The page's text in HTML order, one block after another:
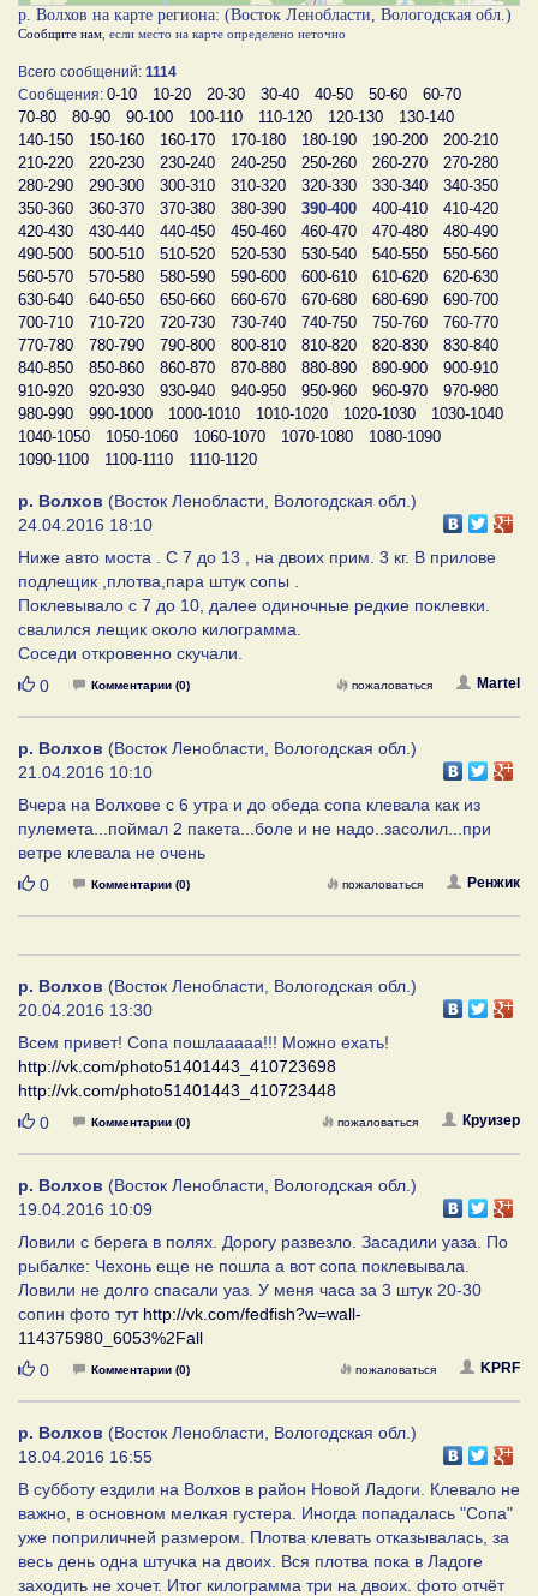
р. Волхов на карте региона: (Восток Ленобласти, Вологодская обл.)
Сообщите нам , если место на карте определено неточно
Всего сообщений: 1114
Сообщения: 0-10 10-20 20-30 30-40 40-50 50-60
60-70
70-80
80-90 90-100 100-110 110-120 120-130
130-140
140-150
150-160 160-170 170-180 180-190 190-200
200-210
210-220
220-230 230-240 240-250 250-260 260-270
270-280
280-290
290-300 300-310 310-320 320-330 330-340
340-350
350-360
360-370 370-380 380-390 390-400 400-410
410-420
420-430
430-440 440-450 450-460 460-470 470-480
480-490
490-500
500-510 510-520 520-530 530-540 540-550
550-560
560-570
570-580 580-590 590-600 600-610 610-620
620-630
630-640
640-650 650-660 660-670 670-680 680-690
690-700
700-710
710-720 720-730 730-740 740-750 750-760
760-770
770-780
780-790 790-800 800-810 810-820 820-830
830-840
840-850
850-860 860-870 870-880 880-890 890-900
900-910
910-920
920-930 930-940 940-950 950-960 960-970
970-980
980-990
990-1000 1000-1010 1010-1020 1020-1030
1030-1040
1040-1050
1050-1060 1060-1070 1070-1080
1080-1090
1090-1100
1100-1110 1110-1120
р. Волхов (Восток Ленобласти, Вологодская обл.)
24.04.2016 18:10
Ниже авто моста . С 7 до 13 , на двоих прим. 3 кг. В прилове
подлещик ,плотва,пара штук сопы .
Поклевывало с 7 до 10, далее одиночные редкие поклевки.
свалился лещик около килограмма.
Соседи откровенно скучали.
Нравится
0 Комментарии (0) Martel
пожаловаться
р. Волхов (Восток Ленобласти, Вологодская обл.)
21.04.2016 10:10
Вчера на Волхове с 6 утра и до обеда сопа клевала как из
пулемета...поймал 2 пакета...боле и не надо..засолил...при
ветре клевала не очень
Нравится
0 Комментарии (0) Ренжик
пожаловаться
р. Волхов (Восток Ленобласти, Вологодская обл.)
20.04.2016 13:30
Всем привет! Сопа пошлааааа!!! Можно ехать!
http://vk.com/photo51401443_410723698
http://vk.com/photo51401443_410723448
Нравится
0 Комментарии (0) Круизер
пожаловаться
р. Волхов (Восток Ленобласти, Вологодская обл.)
19.04.2016 10:09
Ловили с берега в полях. Дорогу развезло. Засадили уаза. По
рыбалке: Чехонь еще не пошла а вот сопа поклевывала.
Ловили не долго спасали уаз. У меня часа за 3 штук 20-30
сопин фото тут http://vk.com/fedfish?w=wall-
114375980_6053%2Fall
Нравится
0 Комментарии (0) KPRF
пожаловаться
р. Волхов (Восток Ленобласти, Вологодская обл.)
18.04.2016 16:55
В субботу ездили на Волхов в район Новой Ладоги. Клевало не
важно, в основном мелкая густера. Иногда попадалась "Сопа"
уже поприличней размером. Плотва клевать отказывалась, за
весь день одна штучка на двоих. Вся плотва пока в Ладоге
заходить не хочет. Итог килограмма три на двоих. фото отчёт